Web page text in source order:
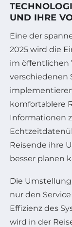
UND IHRE
Eine der
2025 wird die
im öffentlichen
verschiedenen
komfortablere
Informationen
Reisende ihre
besser planen
Die
nur den
Effizienz des
wird in der